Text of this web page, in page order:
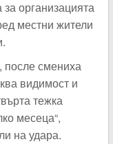
организацията
местни жители
после смениха
видимост и
тежка
месеца“,
на удара.